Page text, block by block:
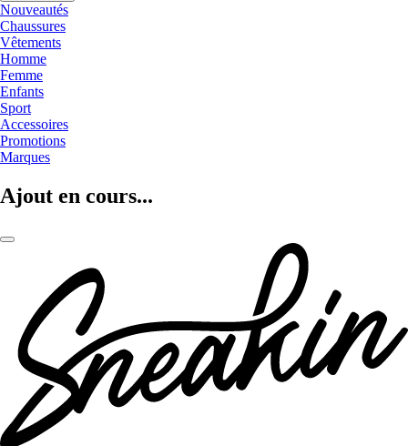
Nouveautés
Chaussures
Vêtements
Homme
Femme
Enfants
Sport
Accessoires
Promotions
Marques
Ajout en cours...